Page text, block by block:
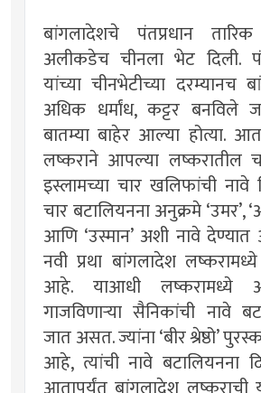
बांगलादेशचे पंतप्रधान
अलीकडेच चीनला भेट दिली.
यांच्या चीनभेटीच्या दरम्यानच
अधिक धर्मांध, कट्टर बनविले
बातम्या बाहेर आल्या होत्या.
लष्कराने आपल्या लष्करातील
इस्लामच्या चार खलिफांची
चार बटालियनना अनुक्रमे ‘उमर’,
आणि ‘उस्मान’ अशी नावे
नवी प्रथा बांगलादेश
आहे. याआधी लष्करामध्ये
गाजविणार्‍या सैनिकांची नावे
जात असत. ज्यांना ‘बीर श्रेष्ठो’
आहे, त्यांची नावे बटालियनना